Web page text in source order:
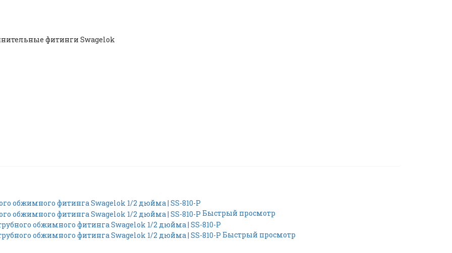
фитинги Swagelok
Быстрый просмотр
Быстрый просмотр